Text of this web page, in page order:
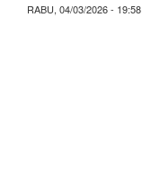
RABU, 04/03/2026 - 19:58